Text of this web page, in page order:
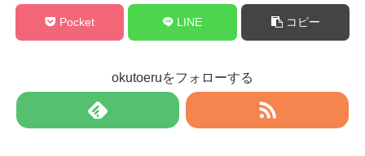
Pocket LINE コピー
okutoeruをフォローする